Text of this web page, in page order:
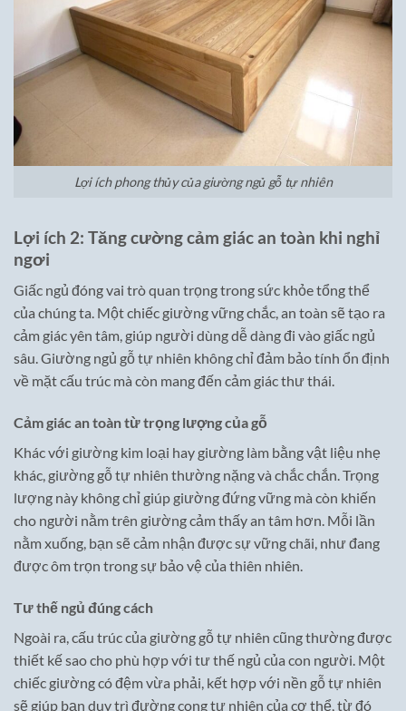
Lợi ích phong thủy của giường ngủ gỗ tự nhiên
Lợi ích 2: Tăng cường cảm giác an toàn khi nghỉ
ngơi
Giấc ngủ đóng vai trò quan trọng trong sức khỏe tổng thể
của chúng ta. Một chiếc giường vững chắc, an toàn sẽ tạo ra
cảm giác yên tâm, giúp người dùng dễ dàng đi vào giấc ngủ
sâu. Giường ngủ gỗ tự nhiên không chỉ đảm bảo tính ổn định
về mặt cấu trúc mà còn mang đến cảm giác thư thái.
Cảm giác an toàn từ trọng lượng của gỗ
Khác với giường kim loại hay giường làm bằng vật liệu nhẹ
khác, giường gỗ tự nhiên thường nặng và chắc chắn. Trọng
lượng này không chỉ giúp giường đứng vững mà còn khiến
cho người nằm trên giường cảm thấy an tâm hơn. Mỗi lần
nằm xuống, bạn sẽ cảm nhận được sự vững chãi, như đang
được ôm trọn trong sự bảo vệ của thiên nhiên.
Tư thế ngủ đúng cách
Ngoài ra, cấu trúc của giường gỗ tự nhiên cũng thường được
thiết kế sao cho phù hợp với tư thế ngủ của con người. Một
chiếc giường có đệm vừa phải, kết hợp với nền gỗ tự nhiên
sẽ giúp bạn duy trì đường cong tự nhiên của cơ thể, từ đó